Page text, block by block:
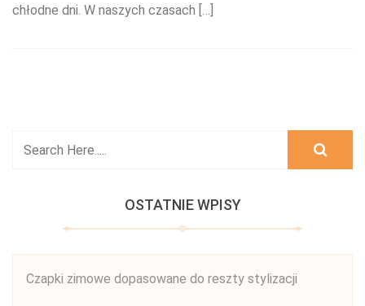
chłodne dni. W naszych czasach […]
OSTATNIE WPISY
Czapki zimowe dopasowane do reszty stylizacji